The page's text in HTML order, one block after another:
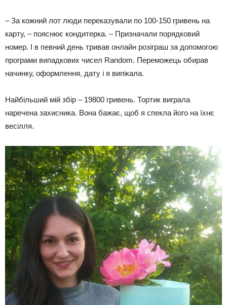
– За кожний лот люди переказували по 100-150 гривень на
карту, – пояснює кондитерка. – Призначали порядковий
номер. І в певний день тривав онлайн розіграш за допомогою
програми випадкових чисел Random. Переможець обирав
начинку, оформлення, дату і я випікала.
Найбільший мій збір – 19800 гривень. Тортик виграла
наречена захисника. Вона бажає, щоб я спекла його на їхнє
весілля.